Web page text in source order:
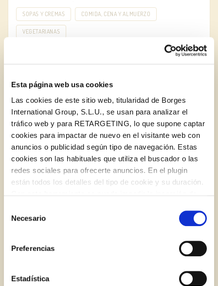
Esta página web usa cookies
Las cookies de este sitio web, titularidad de Borges
International Group, S.L.U., se usan para analizar el
tráfico web y para RETARGETING, lo que supone captar
cookies para impactar de nuevo en el visitante web con
anuncios o publicidad según tipo de navegación. Estas
cookies son las habituales que utiliza el buscador o las
redes sociales para ofrecerte anuncios. En el plugin
están todos los detalles del tipo de cookie y su duración.
la web aparece cómo evitar las cookies en el navegador.
Si se desea ver otra vez esta notificación navegar en
privado y aparecerá de nuevo. Le informamos que aún
no habiendo aceptado las cookies de analytics, Google
identifican de ninguna forma.
Necesario
Preferencias
Estadística
SOPAS Y CREMAS COMIDA, CENA Y ALMUERZO
VEGETARIANAS
Panellets: Erizos y Ratones
RECETA
Log in with Google